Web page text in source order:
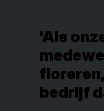
'Als
bedrijf